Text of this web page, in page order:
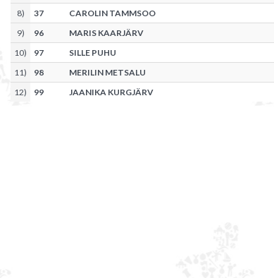
8) 37 CAROLIN TAMMSOO
9) 96 MARIS KAARJÄRV
10) 97 SILLE PUHU
11) 98 MERILIN METSALU
12) 99 JAANIKA KURGJÄRV